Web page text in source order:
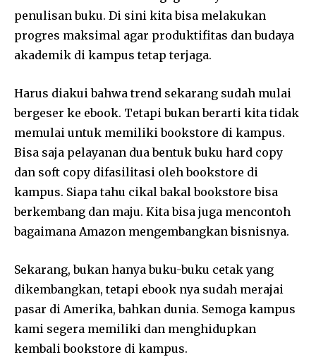
penulisan buku. Di sini kita bisa melakukan
progres maksimal agar produktifitas dan budaya
akademik di kampus tetap terjaga.
Harus diakui bahwa trend sekarang sudah mulai
bergeser ke ebook. Tetapi bukan berarti kita tidak
memulai untuk memiliki bookstore di kampus.
Bisa saja pelayanan dua bentuk buku hard copy
dan soft copy difasilitasi oleh bookstore di
kampus. Siapa tahu cikal bakal bookstore bisa
berkembang dan maju. Kita bisa juga mencontoh
bagaimana Amazon mengembangkan bisnisnya.
Sekarang, bukan hanya buku-buku cetak yang
dikembangkan, tetapi ebook nya sudah merajai
pasar di Amerika, bahkan dunia. Semoga kampus
kami segera memiliki dan menghidupkan
kembali bookstore di kampus.